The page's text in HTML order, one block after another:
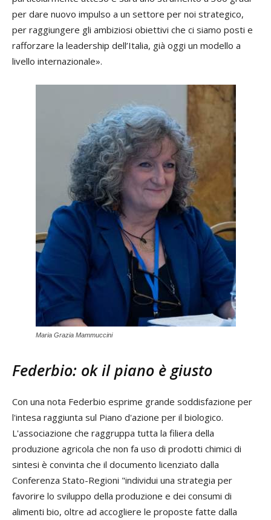
per dare nuovo impulso a un settore per noi strategico,
per raggiungere gli ambiziosi obiettivi che ci siamo posti e
rafforzare la leadership dell’Italia, già oggi un modello a
livello internazionale».
Maria Grazia Mammuccini
Federbio: ok il piano è giusto
Con una nota Federbio esprime grande soddisfazione per
l'intesa raggiunta sul Piano d'azione per il biologico.
L'associazione che raggruppa tutta la filiera della
produzione agricola che non fa uso di prodotti chimici di
sintesi è convinta che il documento licenziato dalla
Conferenza Stato-Regioni "individui una strategia per
favorire lo sviluppo della produzione e dei consumi di
alimenti bio, oltre ad accogliere le proposte fatte dalla